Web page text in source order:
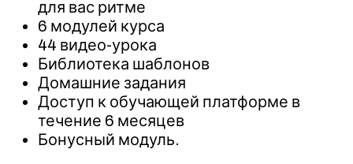
для вас ритме
6 модулей курса
44 видео-урока
Библиотека шаблонов
Домашние задания
Доступ к обучающей платформе в
течение 6 месяцев
Бонусный модуль.